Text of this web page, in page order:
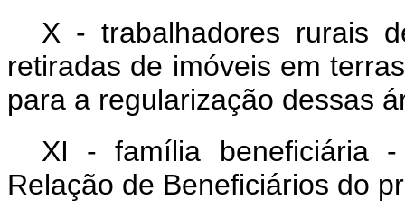
X - trabalhadores rurais
retiradas de imóveis em
para a regularização dessas
XI - família beneficiária
Relação de Beneficiários do